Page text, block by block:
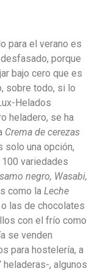
para el verano es
porque
bajo cero que es
sobre todo, si lo
Helados
heladero, se ha
Crema de cerezas
solo una opción,
variedades
negro, Wasabi,
como la Leche
las de chocolates
con el frío como
se venden
para hostelería, a
heladeras-, algunos